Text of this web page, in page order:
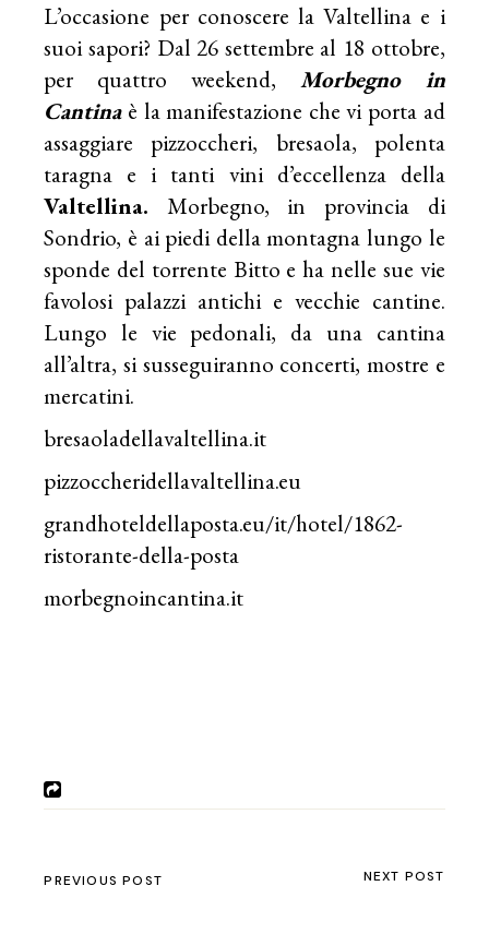
L’occasione per conoscere la Valtellina e i
suoi sapori? Dal 26 settembre al 18 ottobre,
per quattro weekend, Morbegno in
Cantinaè la manifestazione che vi porta ad
assaggiare pizzoccheri, bresaola, polenta
taragna e i tanti vini d’eccellenza della
Valtellina. Morbegno, in provincia di
Sondrio, è ai piedi della montagna lungo le
sponde del torrente Bitto e ha nelle sue vie
favolosi palazzi antichi e vecchie cantine.
Lungo le vie pedonali, da una cantina
all’altra, si susseguiranno concerti, mostre e
mercatini.
bresaoladellavaltellina.it
pizzoccheridellavaltellina.eu
grandhoteldellaposta.eu/it/hotel/1862-
ristorante-della-posta
morbegnoincantina.it
PREVIOUS POST NEXT POST